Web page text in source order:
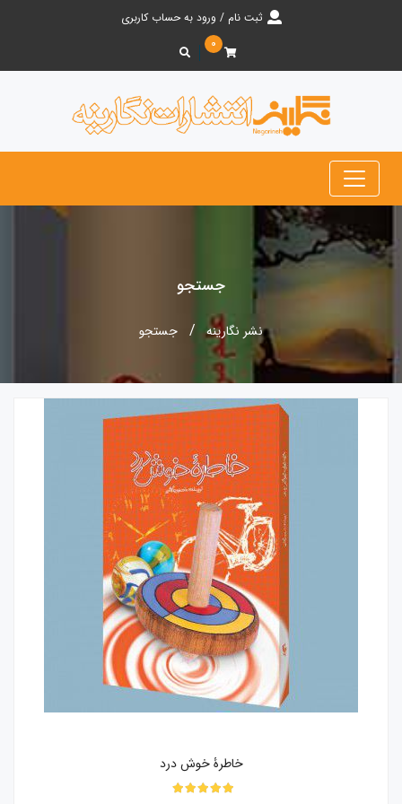
ثبت نام / ورود به حساب کاربری
۰
جستجو
نشر نگارینه جستجو
خاطرۀ خوش درد